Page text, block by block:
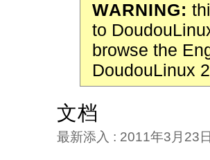
WARNING:
to
browse the
DoudouLinux
文档
最新添入 : 2011年3月23